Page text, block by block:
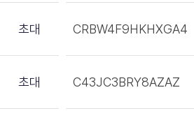
초대 CRBW4F9HKHXGA4
초대 C43JC3BRY8AZAZ